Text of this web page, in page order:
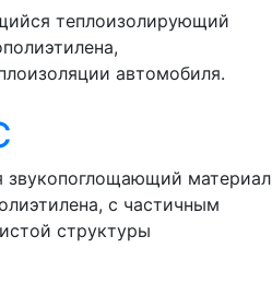
теплоизолирующий
автомобиля.
звукопоглощающий материал
с частичным
структуры